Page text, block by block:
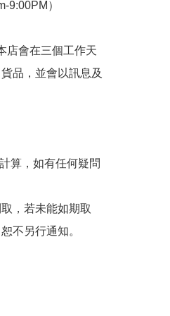
9:00PM）
店會在三個工作天
品，並會以訊息及
算，如有任何疑問
，若未能如期取
不另行通知。